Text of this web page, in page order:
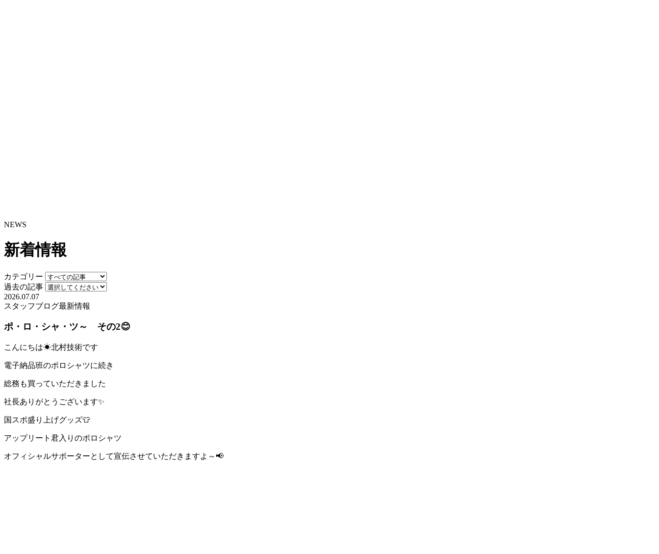
NEWS
新着情報
カテゴリー
過去の記事
2026.07.07
スタッフブログ最新情報
ポ・ロ・シャ・ツ～ その2😊
こんにちは☀北村技術です
電子納品班のポロシャツに続き
総務も買っていただきました
社長ありがとうございます✨
国スポ盛り上げグッズ👕
アップリート君入りのポロシャツ
オフィシャルサポーターとして宣伝させていただきますよ～📢